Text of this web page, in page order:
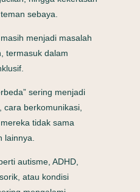
sebaya.
menjadi masalah
termasuk dalam
sering menjadi
cara berkomunikasi,
tidak sama
lainnya.
autisme, ADHD,
atau kondisi